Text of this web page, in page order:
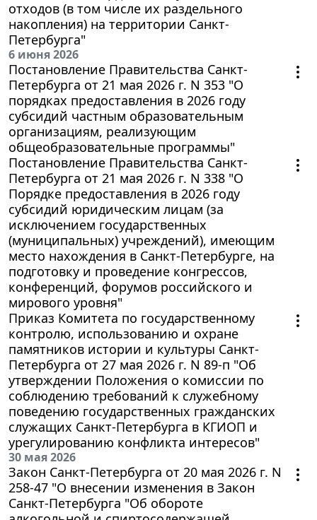
отходов (в том числе их раздельного
накопления) на территории Санкт-
Петербурга"
6 июня 2026
Постановление Правительства Санкт-
Петербурга от 21 мая 2026 г. N 353 "О
порядках предоставления в 2026 году
субсидий частным образовательным
организациям, реализующим
общеобразовательные программы"
Постановление Правительства Санкт-
Петербурга от 21 мая 2026 г. N 338 "О
Порядке предоставления в 2026 году
субсидий юридическим лицам (за
исключением государственных
(муниципальных) учреждений), имеющим
место нахождения в Санкт-Петербурге, на
подготовку и проведение конгрессов,
конференций, форумов российского и
мирового уровня"
Приказ Комитета по государственному
контролю, использованию и охране
памятников истории и культуры Санкт-
Петербурга от 27 мая 2026 г. N 89-п "Об
утверждении Положения о комиссии по
соблюдению требований к служебному
поведению государственных гражданских
служащих Санкт-Петербурга в КГИОП и
урегулированию конфликта интересов"
30 мая 2026
Закон Санкт-Петербурга от 20 мая 2026 г. N
258-47 "О внесении изменения в Закон
Санкт-Петербурга "Об обороте